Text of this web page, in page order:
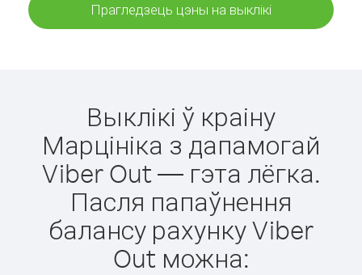
Прагледзець цэны на выклікі
Выклікі ў краіну
Марцініка з дапамогай
Viber Out — гэта лёгка.
Пасля папаўнення
балансу рахунку Viber
Out можна: